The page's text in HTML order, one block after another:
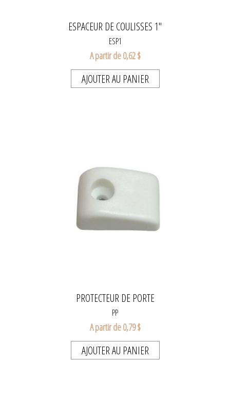
ESPACEUR DE COULISSES 1"
ESP1
A partir de 0,62 $
AJOUTER AU PANIER
PROTECTEUR DE PORTE
PP
A partir de 0,79 $
AJOUTER AU PANIER